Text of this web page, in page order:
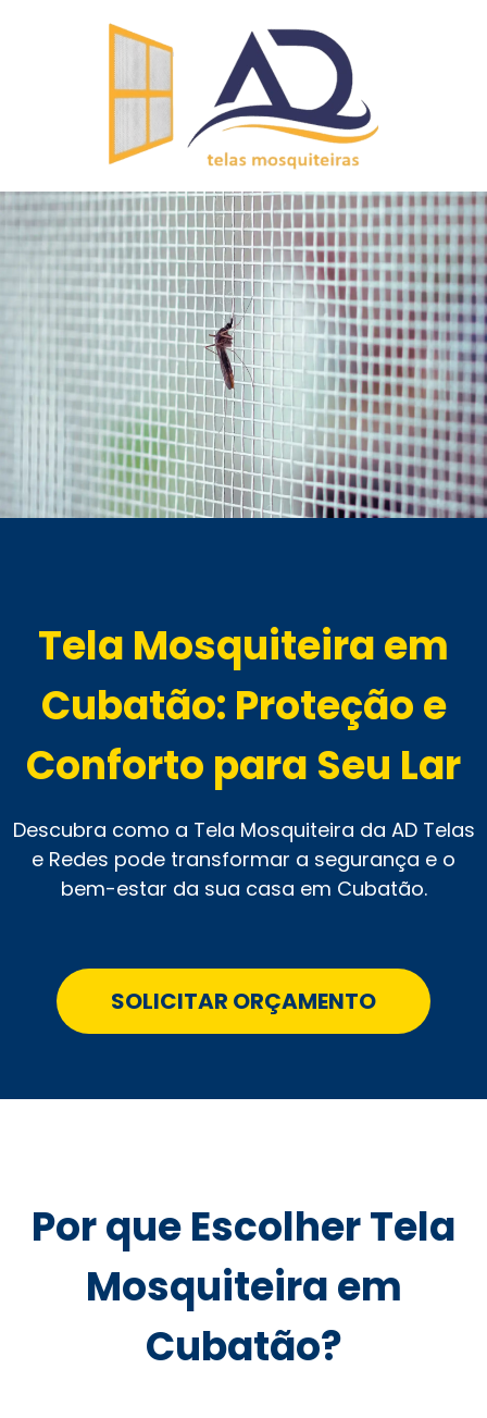
Tela Mosquiteira em
Cubatão: Proteção e
Conforto para Seu Lar
Descubra como a Tela Mosquiteira da AD Telas
e Redes pode transformar a segurança e o
bem-estar da sua casa em Cubatão.
SOLICITAR ORÇAMENTO
Por que Escolher Tela
Mosquiteira em
Cubatão?